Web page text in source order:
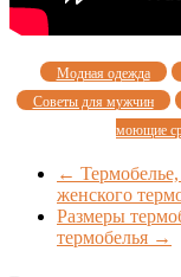
Модная одежда
Советы для мужчин
моющие
←
женского
Размеры
термобелья →